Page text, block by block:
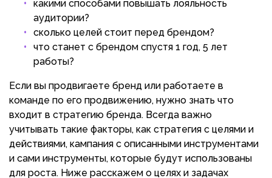
какими способами повышать лояльность
аудитории?
сколько целей стоит перед брендом?
что станет с брендом спустя 1 год, 5 лет
работы?
Если вы продвигаете бренд или работаете в
команде по его продвижению, нужно знать что
входит в стратегию бренда. Всегда важно
учитывать такие факторы, как стратегия с целями и
действиями, кампания с описанными инструментами
и сами инструменты, которые будут использованы
для роста. Ниже расскажем о целях и задачах